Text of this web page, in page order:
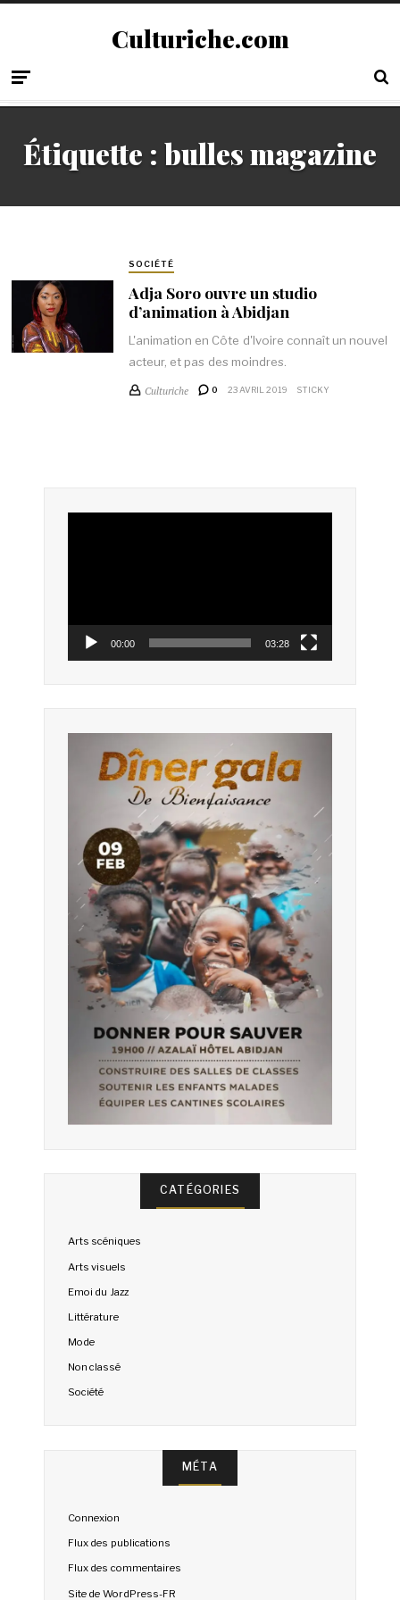
Culturiche.com
Étiquette : bulles magazine
SOCIÉTÉ
Adja Soro ouvre un studio
d’animation à Abidjan
L'animation en Côte d'Ivoire connaît un nouvel
acteur, et pas des moindres.
Culturiche 0 23 AVRIL 2019 STICKY
00:00 03:28
CATÉGORIES
Arts scéniques
Arts visuels
Emoi du Jazz
Littérature
Mode
Non classé
Société
MÉTA
Connexion
Flux des publications
Flux des commentaires
Site de WordPress-FR